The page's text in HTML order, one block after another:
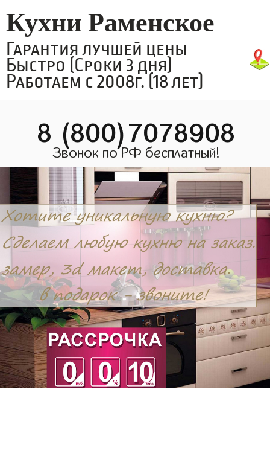
Кухни Раменское
Гарантия лучшей цены
Быстро (Сроки 3 дня)
Работаем с 2008г. (18 лет)
8 (800)7078908
Звонок по РФ бесплатный!